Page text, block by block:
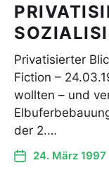
Privatisierter
Fiction –
wollten – und
der 2.…
24. März 1997